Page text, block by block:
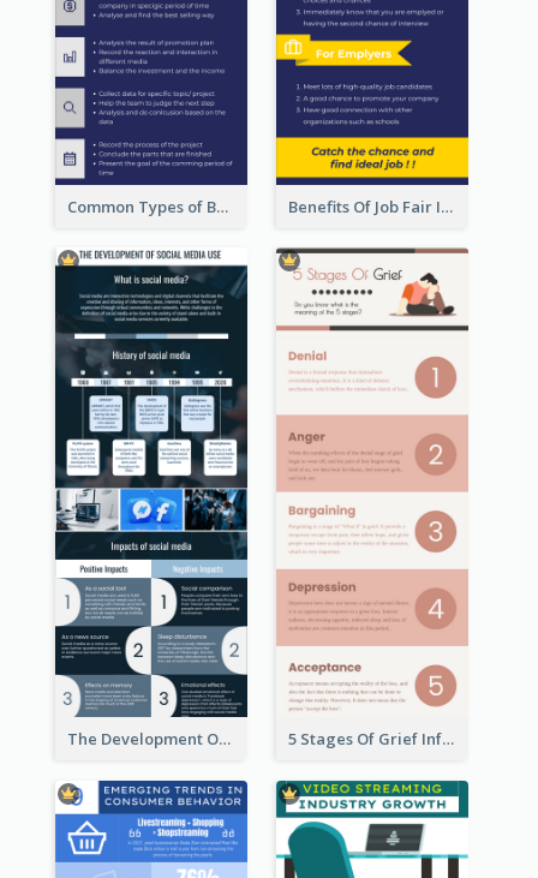
Common Types of Business Report Infographic Benefits Of Job Fair Infographic
The Development Of Social Media Use Infographic 5 Stages Of Grief Infographic (With Explanation))